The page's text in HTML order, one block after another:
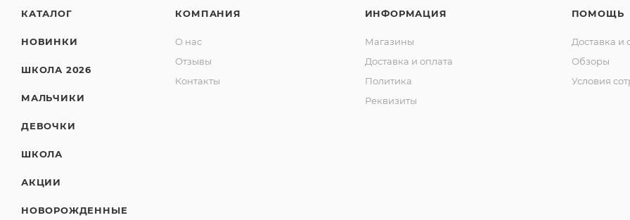
КАТАЛОГ
НОВИНКИ
ШКОЛА 2026
МАЛЬЧИКИ
ДЕВОЧКИ
ШКОЛА
АКЦИИ
НОВОРОЖДЕННЫЕ
КОМПАНИЯ
О нас
Отзывы
Контакты
ИНФОРМАЦИЯ
Магазины
Доставка и оплата
Политика
Реквизиты
ПОМОЩЬ
Доставка и
Обзоры
Условия